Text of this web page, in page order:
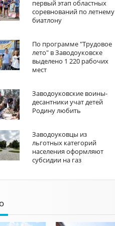
первый этап областных
соревнований по летнему
биатлону
По программе "Трудовое
лето" в Заводоуковске
выделено 1 220 рабочих
мест
Заводоуковские воины-
десантники учат детей
Родину любить
Заводоуковцы из
льготных категорий
населения оформляют
субсидии на газ